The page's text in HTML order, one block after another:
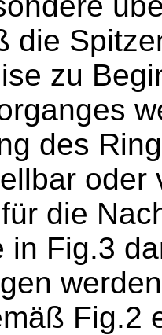
die
zu
des
oder
die
in Fig.3
Fig.2